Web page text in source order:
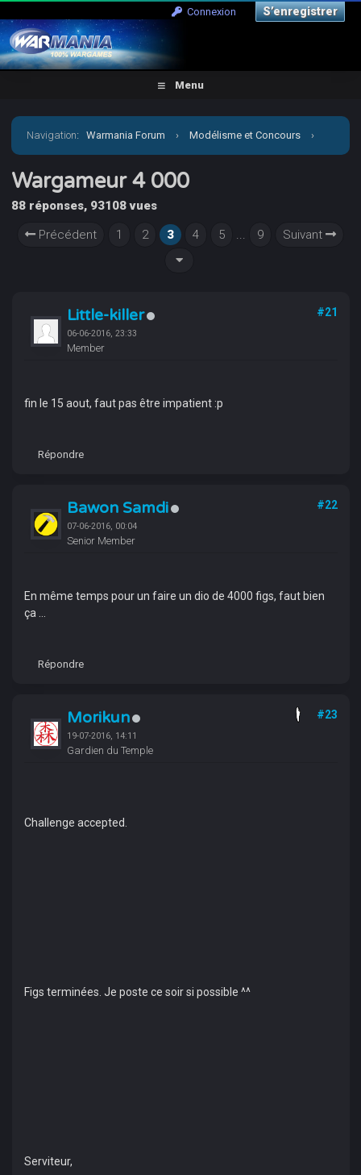
Connexion S’enregistrer
Menu
Navigation:Warmania Forum › Modélisme et Concours ›
Concours & défis › Wargameur 4 000
Wargameur 4 000
88 réponses, 93108 vues
Précédent
1 2 3 4 5 ... 9 Suivant
Little-killer
06-06-2016, 23:33
Member
#21
fin le 15 aout, faut pas être impatient :p
Répondre
Bawon Samdi
07-06-2016, 00:04
Senior Member
#22
En même temps pour un faire un dio de 4000 figs, faut bien
ça ...
Répondre
Morikun
19-07-2016, 14:11
Gardien du Temple
#23
Challenge accepted.
Figs terminées. Je poste ce soir si possible ^^
Serviteur,